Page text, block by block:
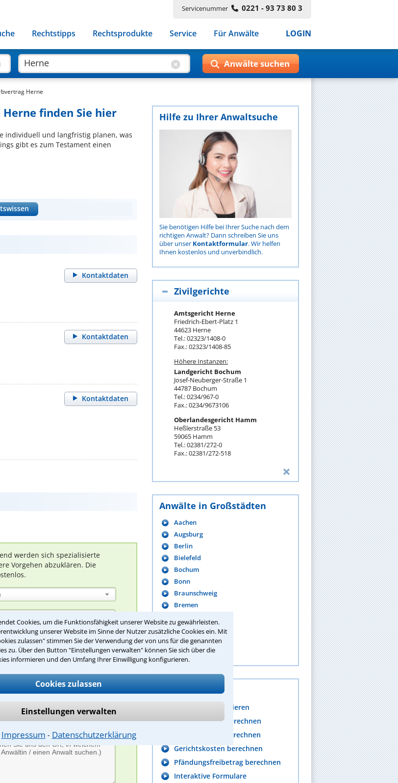
Cookies, um die Funktionsfähigkeit unserer Website zu gewährleisten.
unserer Website im Sinne der Nutzer zusätzliche Cookies ein. Mit
zulassen" stimmen Sie der Verwendung der von uns für die genannten
zu. Über den Button "Einstellungen verwalten" können Sie sich über die
informieren und den Umfang Ihrer Einwilligung konfigurieren.
Cookies zulassen
Einstellungen verwalten
Impressum ⁃ Datenschutzerklärung
Servicenummer 0221 - 93 73 80 3
Rechtstipps Rechtsprodukte Service Für Anwälte LOGIN
Herne
finden Sie hier
individuell und langfristig planen, was
gibt es zum Testament einen
Kontaktdaten
Kontaktdaten
Kontaktdaten
werden sich spezialisierte
Vorgehen abzuklären. Die
Hilfe zu Ihrer Anwaltsuche
Sie benötigen Hilfe bei Ihrer Suche nach dem
richtigen Anwalt? Dann schreiben Sie uns
über unser Kontaktformular. Wir helfen
Ihnen kostenlos und unverbindlich.
Zivilgerichte
Amtsgericht Herne
Friedrich-Ebert-Platz 1
44623 Herne
Tel.: 02323/1408-0
Fax.: 02323/1408-85
Höhere Instanzen:
Landgericht Bochum
Josef-Neuberger-Straße 1
44787 Bochum
Tel.: 0234/967-0
Fax.: 0234/9673106
Oberlandesgericht Hamm
Heßlerstraße 53
59065 Hamm
Tel.: 02381/272-0
Fax.: 02381/272-518
Anwälte in Großstädten
Aachen
Augsburg
Berlin
Bielefeld
Bochum
Bonn
Braunschweig
Bremen
Dortmund
mehr anzeigen
Tools
Impressum generieren
Anwaltskosten berechnen
Prozesskosten berechnen
Gerichtskosten berechnen
Pfändungsfreibetrag berechnen
Interaktive Formulare